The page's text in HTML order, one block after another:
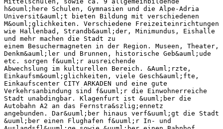
h&ouml;here Schulen, Gymnasien und die Alpe-Adria
Universit&auml;t bieten Bildung mit verschiedenen
M&ouml;glichkeiten. Verschiedene Freizeiteinrichtungen
wie Hallenbad, Strandb&auml;der, Minimundus, Eishalle
und mehr machen die Stadt zu
einem Besuchermagneten in der Region. Museen, Theater,
Denkm&auml;ler und Brunnen, historische Geb&auml;ude
etc. sorgen f&uuml;r ausreichende
Abwechslung im kulturellen Bereich. &Auml;rzte,
Einkaufsm&ouml;glichkeiten, viele Gesch&auml;fte,
Einkaufscenter CITY ARKADEN und eine gute
Verkehrsanbindung sind f&uuml;r die Einwohnerreiche
Stadt unabdingbar. Klagenfurt ist &uuml;ber die
Autobahn A2 an das Fernstra&szlig;ennetz
angebunden. Dar&uuml;ber hinaus verf&uuml;gt die Stadt
&uuml;ber einen Flughafen f&uuml;r In- und